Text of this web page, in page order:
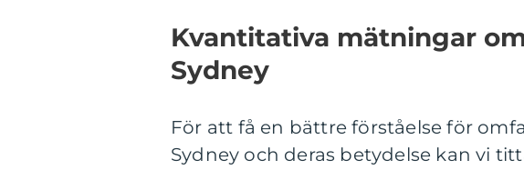
Kvantitativa mätningar
Sydney
För att få en bättre förståelse för
Sydney och deras betydelse kan vi